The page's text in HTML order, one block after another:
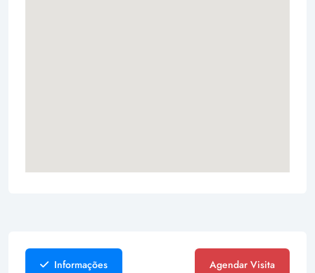
Informações Agendar Visita